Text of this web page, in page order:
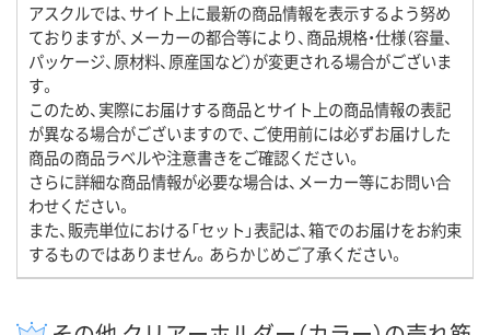
アスクルでは、サイト上に最新の商品情報を表示するよう努め
ておりますが、メーカーの都合等により、商品規格・仕様（容量、
パッケージ、原材料、原産国など）が変更される場合がございま
す。
このため、実際にお届けする商品とサイト上の商品情報の表記
が異なる場合がございますので、ご使用前には必ずお届けした
商品の商品ラベルや注意書きをご確認ください。
さらに詳細な商品情報が必要な場合は、メーカー等にお問い合
わせください。
また、販売単位における「セット」表記は、箱でのお届けをお約束
するものではありません。あらかじめご了承ください。